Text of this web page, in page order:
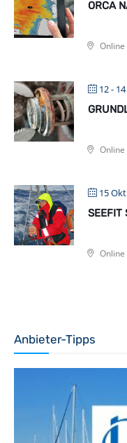
ORCA
Online
12 -
Online
15
SEEFIT
Online
Anbieter-Tipps